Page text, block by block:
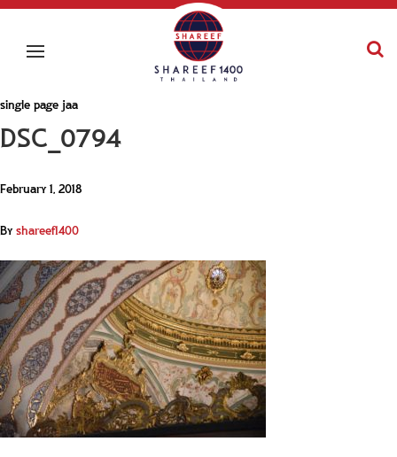
single page jaa
DSC_0794
February 1, 2018
Byshareef1400